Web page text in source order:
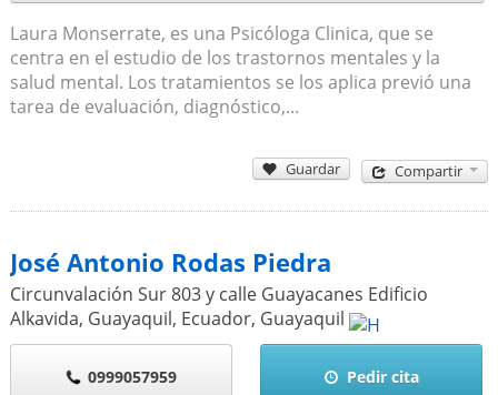
Laura Monserrate, es una Psicóloga Clinica, que se
centra en el estudio de los trastornos mentales y la
salud mental. Los tratamientos se los aplica previó una
tarea de evaluación, diagnóstico,...
Guardar Compartir
José Antonio Rodas Piedra
Circunvalación Sur 803 y calle Guayacanes Edificio
Alkavida, Guayaquil, Ecuador, Guayaquil
0999057959 Pedir cita